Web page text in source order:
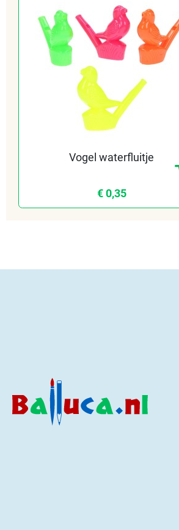
Vogel waterfluitje
€ 0,35